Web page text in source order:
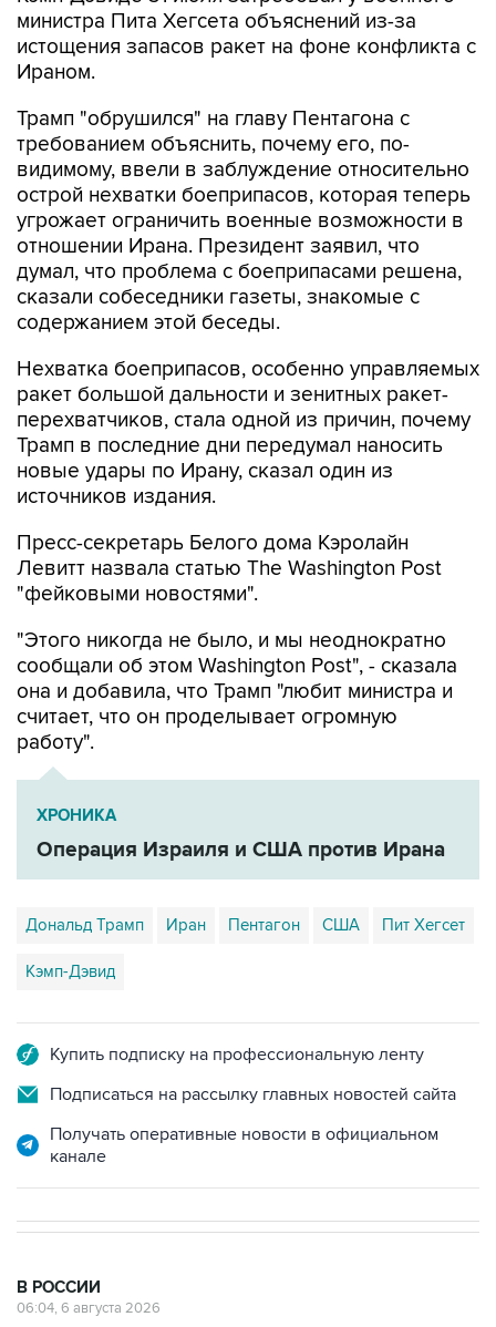
министра Пита Хегсета объяснений из-за
истощения запасов ракет на фоне конфликта с
Ираном.
Трамп "обрушился" на главу Пентагона с
требованием объяснить, почему его, по-
видимому, ввели в заблуждение относительно
острой нехватки боеприпасов, которая теперь
угрожает ограничить военные возможности в
отношении Ирана. Президент заявил, что
думал, что проблема с боеприпасами решена,
сказали собеседники газеты, знакомые с
содержанием этой беседы.
Нехватка боеприпасов, особенно управляемых
ракет большой дальности и зенитных ракет-
перехватчиков, стала одной из причин, почему
Трамп в последние дни передумал наносить
новые удары по Ирану, сказал один из
источников издания.
Пресс-секретарь Белого дома Кэролайн
Левитт назвала статью The Washington Post
"фейковыми новостями".
"Этого никогда не было, и мы неоднократно
сообщали об этом Washington Post", - сказала
она и добавила, что Трамп "любит министра и
считает, что он проделывает огромную
работу".
ХРОНИКА
Операция Израиля и США против Ирана
Дональд Трамп Иран Пентагон США Пит Хегсет
Кэмп-Дэвид
Купить подписку на профессиональную ленту
Подписаться на рассылку главных новостей сайта
Получать оперативные новости в официальном
канале
В РОССИИ
06:04, 6 августа 2026